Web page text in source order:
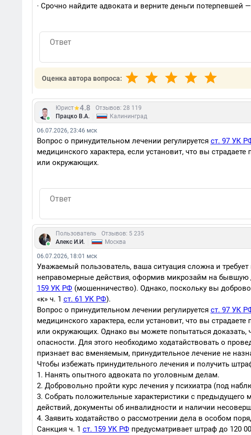
· Срочно найдите адвоката и верните деньги потерпевшей
Оценка автора вопроса:
Юрист 4.8
Отзывов: 28 119
Працко В.А.
Калининград
06.07.2026, 23:46 мск
Вопрос о принудительном лечении регулируется ст. 97 УК
медицинского характера, если установит, что вы
или окружающих.
Пользователь
Отзывов: 5 235
Алекс И.И.
Москва
06.07.2026, 18:01 мск
Уважаемый пользователь, ваша ситуация сложна и
неправомерные действия, оформив микрозайм на бывшую
159 УК РФ (мошенничество). Однако, поскольку вы
«к» ч. 1 ст. 61 УК РФ).
Вопрос о принудительном лечении регулируется ст. 97 УК
медицинского характера, если установит, что вы
или окружающих. Однако вы можете попытаться
опасности. Для этого необходимо ходатайствовать о
признает вас вменяемым, принудительное лечение не
Чтобы избежать принудительного лечения и получить
1. Нанять опытного адвоката по уголовным делам.
2. Добровольно пройти курс лечения у психиатра (под
3. Собрать положительные характеристики с предыдущего
действий, документы об инвалидности и наличии
4. Заявить ходатайство о рассмотрении дела в особом
Санкция ч. 1 ст. 159 УК РФ предусматривает штраф до 120